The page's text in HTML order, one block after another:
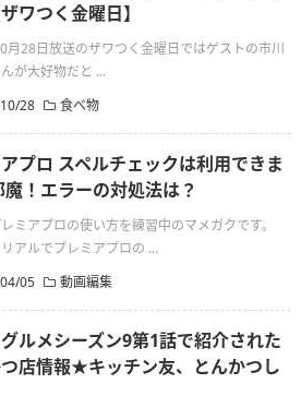
ワつく金曜日】
月28日放送のザワつく金曜日ではゲストの市川
が大好物だと ...
28
食べ物
プロ スペルチェックは利用できま
！エラーの対処法は？
ミアプロの使い方を練習中のマメガクです。
アルでプレミアプロの ...
05
動画編集
ルメシーズン9第1話で紹介された
店情報★キッチン友、とんかつし